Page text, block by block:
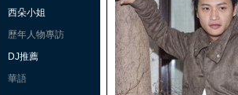
西朵小姐
歷年人物專訪
DJ推薦
華語